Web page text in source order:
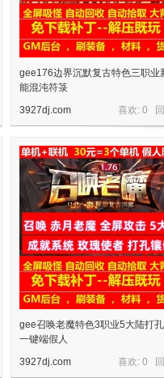
gee176边界沉默复古特色三职业
能混沌符箓
喜欢: 0
3927dj.com
gee召唤老魔特色3职业5大陆打
一键端假人
喜欢: 0
3927dj.com